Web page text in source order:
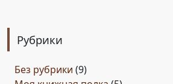
Рубрики
Без рубрики (9)